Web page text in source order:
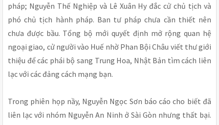
pháp; Nguyễn Thế Nghiệp và Lê Xuân Hy đắc cử chủ tịch và
phó chủ tịch hành pháp. Ban tư pháp chưa cần thiết nên
chưa được bầu. Tổng bộ mới quyết định mở rộng quan hệ
ngoại giao, cử người vào Huế nhờ Phan Bội Châu viết thư giới
thiệu để các phái bộ sang Trung Hoa, Nhật Bản tìm cách liên
lạc với các đảng cách mạng bạn.
Trong phiên họp nầy, Nguyễn Ngọc Sơn báo cáo cho biết đã
liên lạc với nhóm Nguyễn An Ninh ở Sài Gòn nhưng thất bại.